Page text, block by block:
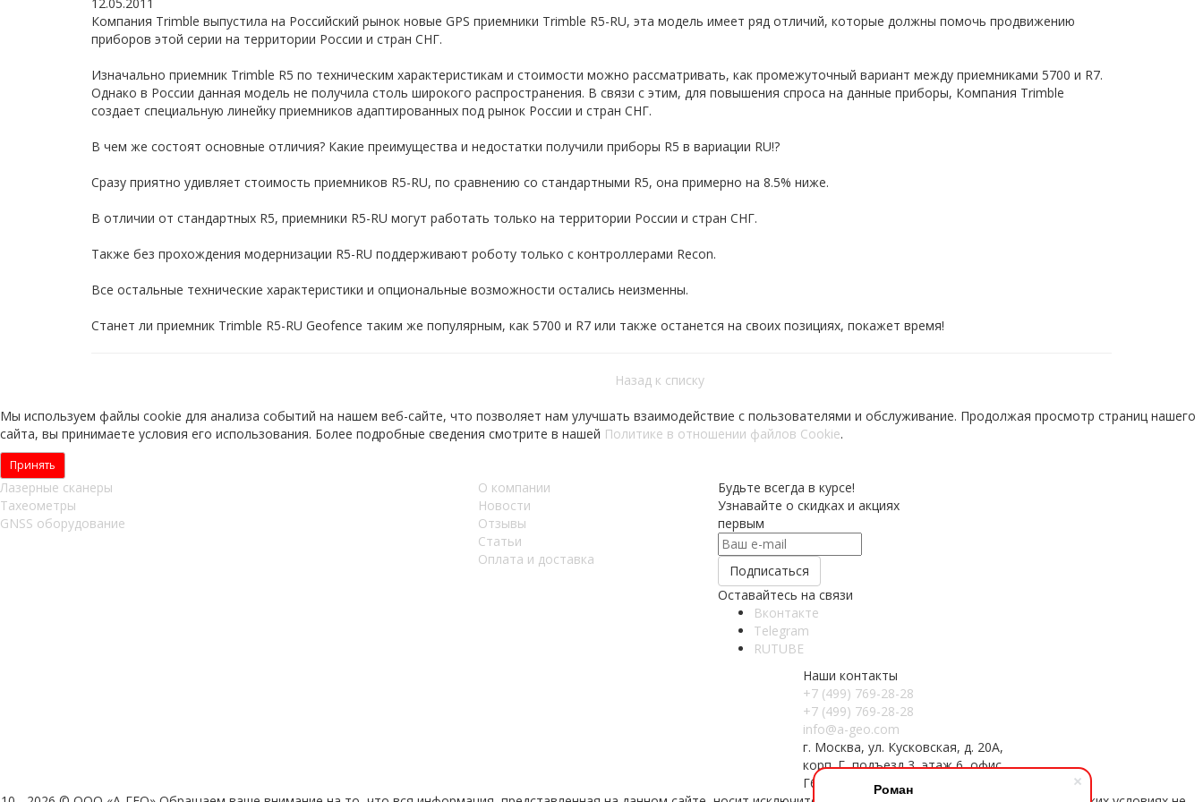
Роман
Компания Trimble выпустила на Российский рынок новые GPS приемники Trimble R5-RU, эта модель имеет ряд отличий, которые должны помочь продвижению
приборов этой серии на территории России и стран СНГ.
Изначально приемник Trimble R5 по техническим характеристикам и стоимости можно рассматривать, как промежуточный вариант между приемниками 5700 и R7.
Однако в России данная модель не получила столь широкого распространения. В связи с этим, для повышения спроса на данные приборы, Компания Trimble
создает специальную линейку приемников адаптированных под рынок России и стран СНГ.
В чем же состоят основные отличия? Какие преимущества и недостатки получили приборы R5 в вариации RU!?
Сразу приятно удивляет стоимость приемников R5-RU, по сравнению со стандартными R5, она примерно на 8.5% ниже.
В отличии от стандартных R5, приемники R5-RU могут работать только на территории России и стран СНГ.
Также без прохождения модернизации R5-RU поддерживают роботу только с контроллерами Recon.
Все остальные технические характеристики и опциональные возможности остались неизменны.
Станет ли приемник Trimble R5-RU Geofence таким же популярным, как 5700 и R7 или также останется на своих позициях, покажет время!
Назад к списку
Мы используем файлы cookie для анализа событий на нашем веб-сайте, что позволяет нам улучшать взаимодействие с пользователями и обслуживание. Продолжая просмотр страниц нашего
сайта, вы принимаете условия его использования. Более подробные сведения смотрите в нашей Политике в отношении файлов Cookie.
Принять
Лазерные сканеры
Тахеометры
GNSS оборудование
О компании
Новости
Отзывы
Статьи
Оплата и доставка
Будьте всегда в курсе!
Узнавайте о скидках и акциях
первым
Оставайтесь на связи
Вконтакте
Telegram
RUTUBE
Наши контакты
+7 (499) 769-28-28
+7 (499) 769-28-28
info@a-geo.com
г. Москва, ул. Кусковская, д. 20А,
корп. Г, подъезд 3, этаж 6, офис
Г602